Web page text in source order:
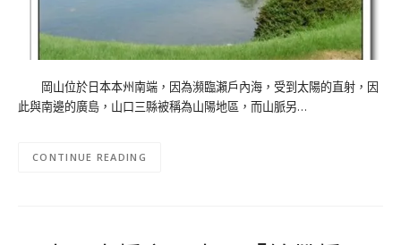
岡山位於日本本州南端，因為瀕臨瀨戶內海，受到太陽的直射，因
此與南邊的廣島，山口三縣被稱為山陽地區，而山脈另…
CONTINUE READING